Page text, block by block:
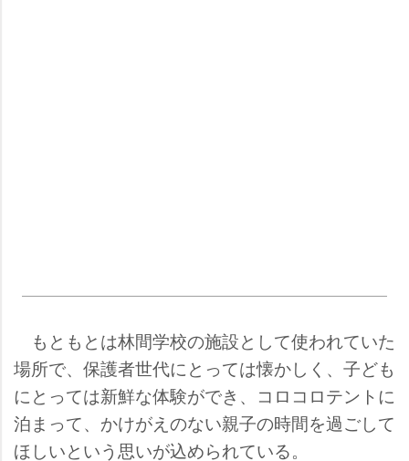
もともとは林間学校の施設として使われていた
場所で、保護者世代にとっては懐かしく、子ども
にとっては新鮮な体験ができ、コロコロテントに
泊まって、かけがえのない親子の時間を過ごして
ほしいという思いが込められている。